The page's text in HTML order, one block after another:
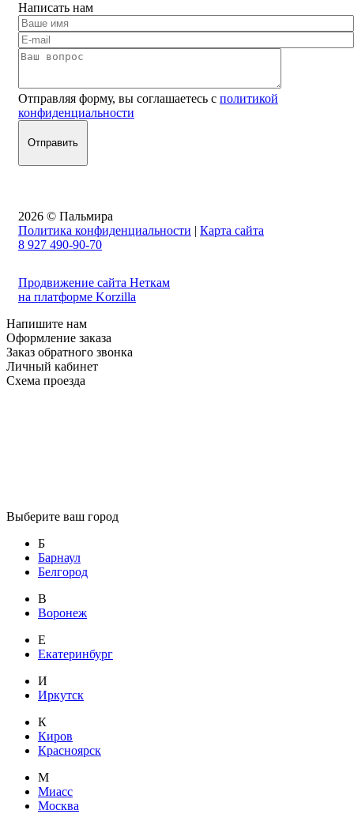
Написать нам
Отправляя форму, вы соглашаетесь с политикой
конфиденциальности
2026 © Пальмира
Политика конфиденциальности | Карта сайта
8 927 490-90-70
Продвижение сайта Неткам
на платформе Korzilla
Напишите нам
Оформление заказа
Заказ обратного звонка
Личный кабинет
Схема проезда
Выберите ваш город
Б
Барнаул
Белгород
В
Воронеж
Е
Екатеринбург
И
Иркутск
К
Киров
Красноярск
М
Миасс
Москва